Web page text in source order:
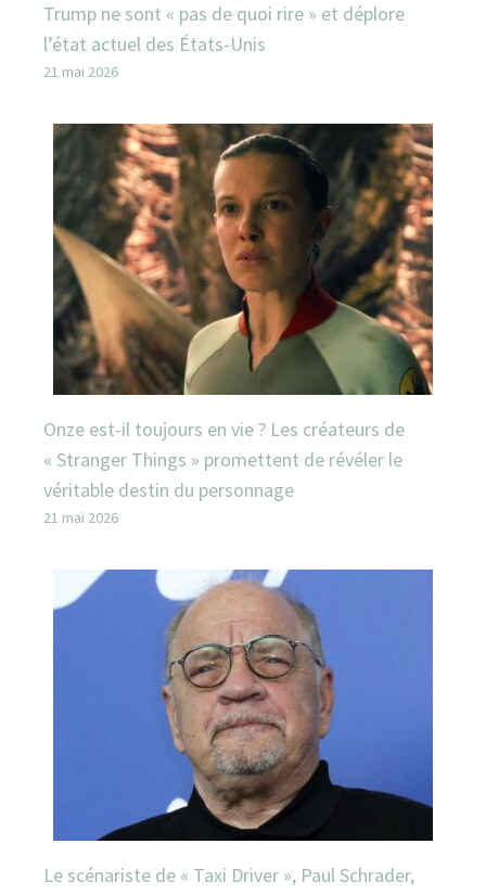
Trump ne sont « pas de quoi rire » et déplore
l’état actuel des États-Unis
21 mai 2026
Onze est-il toujours en vie ? Les créateurs de
« Stranger Things » promettent de révéler le
véritable destin du personnage
21 mai 2026
Le scénariste de « Taxi Driver », Paul Schrader,